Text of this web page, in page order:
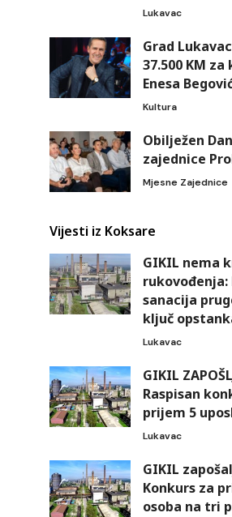
Lukavac
Grad
37.500 KM
Enesa
Kultura
Obilježen
zajednice
Mjesne Zajednice
Vijesti iz Koksare
GIKIL nema
rukovođenja:
sanacija
ključ
Lukavac
GIKIL
Raspisan
prijem 5
Lukavac
GIKIL
Konkurs za
osoba na tri